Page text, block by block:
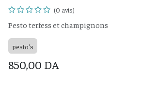
(0 avis)
Pesto terfess et champignons
pesto's
850,00 DA